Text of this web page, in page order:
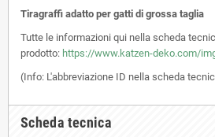
Tiragraffi adatto per gatti di grossa taglia
Tutte le informazioni qui nella scheda
prodotto: https://www.katzen-deko.com/
(Info: L'abbreviazione ID nella scheda
Scheda tecnica